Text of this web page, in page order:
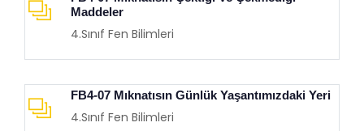
Maddeler
4.Sınıf Fen Bilimleri
FB4-07 Mıknatısın Günlük Yaşantımızdaki Yeri
4.Sınıf Fen Bilimleri